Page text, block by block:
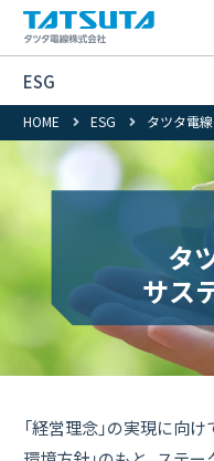
HOME ESG タツタ電
ESG
タ
サス
「経営理念」の実現に向け
サステナビリティレポート
トップコミットメント
タツタ電線のサステナビリ
マテリアリティ
事業本部長メッセージ